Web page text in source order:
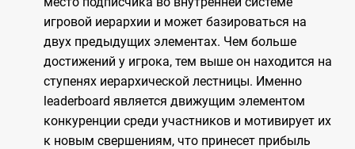
игровой иерархии и может базироваться на
двух предыдущих элементах. Чем больше
достижений у игрока, тем выше он находится на
ступенях иерархической лестницы. Именно
leaderboard является движущим элементом
конкуренции среди участников и мотивирует их
к новым свершениям, что принесет прибыль